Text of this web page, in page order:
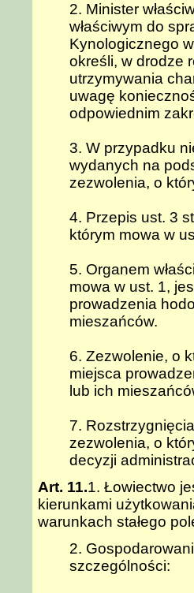
2. Minister
właściwym do
Kynologicznego
określi, w drodze
utrzymywania
uwagę
odpowiednim
3. W przypadku
wydanych na
zezwolenia, o
4. Przepis ust. 3
którym mowa w
5. Organem
mowa w ust. 1,
prowadzenia
mieszańców.
6. Zezwolenie, o
miejsca
lub ich
7.
zezwolenia, o
decyzji
Art. 11.1. Łowiectwo
kierunkami
warunkach stałego
2.
szczególności: